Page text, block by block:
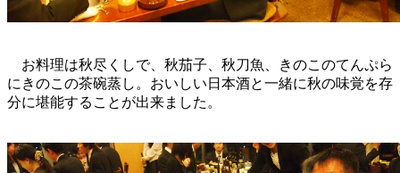
お料理は秋尽くしで、秋茄子、秋刀魚、きのこのてんぷら
にきのこの茶碗蒸し。おいしい日本酒と一緒に秋の味覚を存
分に堪能することが出来ました。